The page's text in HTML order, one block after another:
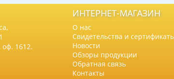
оф. 1612.
ИНТЕРНЕТ-МАГАЗИН
О нас
Свидетельства и
Новости
Обзоры продукции
Обратная связь
Контакты